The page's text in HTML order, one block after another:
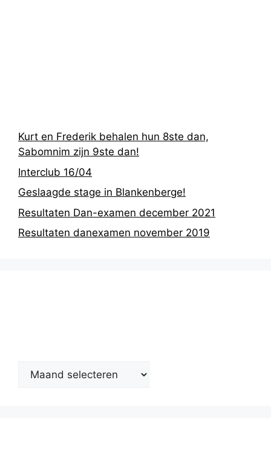
Kurt en Frederik behalen hun 8ste dan,
Sabomnim zijn 9ste dan!
Interclub 16/04
Geslaagde stage in Blankenberge!
Resultaten Dan-examen december 2021
Resultaten danexamen november 2019